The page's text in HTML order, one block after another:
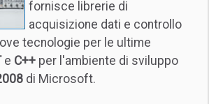
fornisce librerie di
acquisizione dati e controllo
tecnologie per le ultime
e C++ per l'ambiente di sviluppo
di Microsoft.